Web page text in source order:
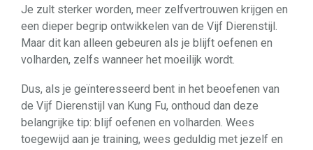
Je zult sterker worden, meer zelfvertrouwen krijgen en
een dieper begrip ontwikkelen van de Vijf Dierenstijl.
Maar dit kan alleen gebeuren als je blijft oefenen en
volharden, zelfs wanneer het moeilijk wordt.
Dus, als je geïnteresseerd bent in het beoefenen van
de Vijf Dierenstijl van Kung Fu, onthoud dan deze
belangrijke tip: blijf oefenen en volharden. Wees
toegewijd aan je training, wees geduldig met jezelf en